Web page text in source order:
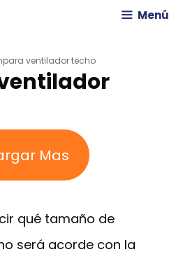
Menú
ventilador techo
Mas
qué tamaño de
será acorde con la